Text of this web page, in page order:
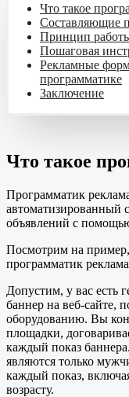
Что такое
Составляющие
Принцип
Пошаговая
Рекламные
программатике
Заключение
Что такое
Программатик
автоматизированный
объявлений с
Посмотрим на
программатик
Допустим, у вас есть
баннер на веб-сайте,
оборудованию. Вы
площадки,
каждый показ
являются только
каждый показ,
возрасту.